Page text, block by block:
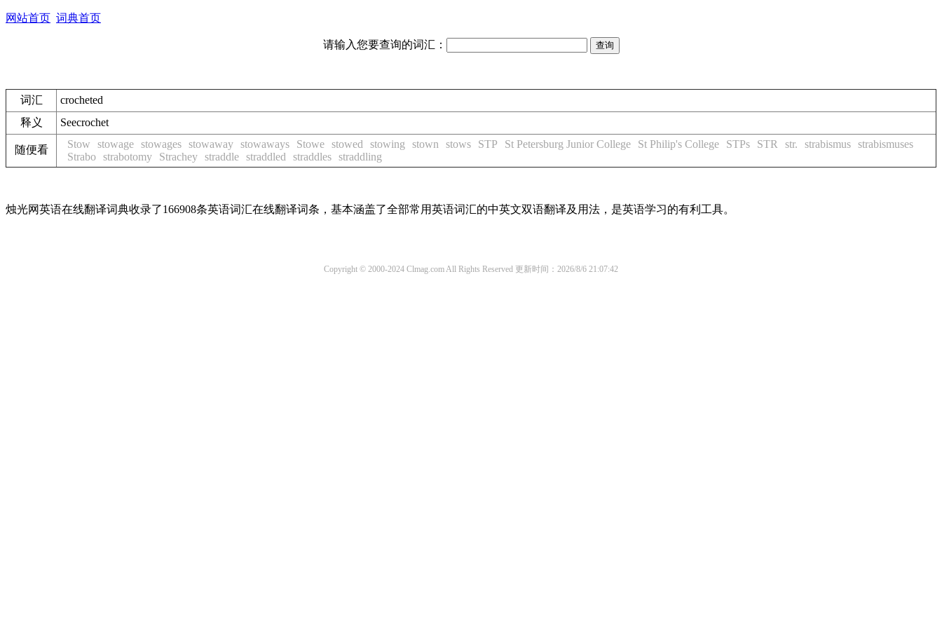
网站首页 词典首页
请输入您要查询的词汇：
词汇
crocheted
释义
Seecrochet
随便看 Stow stowage stowages stowaway stowaways Stowe stowed stowing stown stows STP St Petersburg Junior College St Philip's College STPs STR str. strabismus strabismuses
Strabo strabotomy Strachey straddle straddled straddles straddling
烛光网英语在线翻译词典收录了166908条英语词汇在线翻译词条，基本涵盖了全部常用英语词汇的中英文双语翻译及用法，是英语学习的有利工具。
Copyright © 2000-2024 Clmag.com All Rights Reserved 更新时间：2026/8/6 21:07:42